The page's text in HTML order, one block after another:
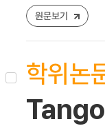
원문보기
학위논